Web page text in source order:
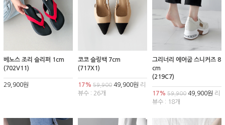
베노스 조리 슬리퍼 1cm
(702V11)
29,900원
코코 슬링백 7cm
(717X1)
17% 59,90049,900원 리
뷰수 : 26개
그리너리 에어굽 스니커즈 8
cm
(219C7)
17% 59,90049,900원 리
뷰수 : 18개